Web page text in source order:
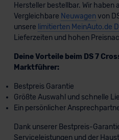
Hersteller bestellbar. Wir
Vergleichbare Neuwagenvon
unsere limitierten MeinAuto.de
Lieferzeiten und hohen
Deine Vorteile beim DS 7
Marktführer:
Bestpreis Garantie
Größte Auswahl und schnelle
Ein persönlicher
Dank unserer Bestpreis-
Serviceleistungen und der